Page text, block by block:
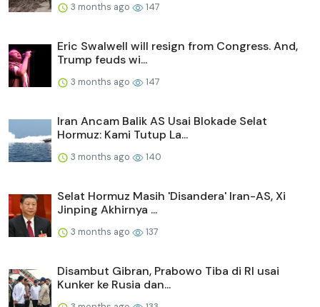
3 months ago 147
Eric Swalwell will resign from Congress. And,
Trump feuds wi...
3 months ago 147
Iran Ancam Balik AS Usai Blokade Selat
Hormuz: Kami Tutup La...
3 months ago 140
Selat Hormuz Masih 'Disandera' Iran-AS, Xi
Jinping Akhirnya ...
3 months ago 137
Disambut Gibran, Prabowo Tiba di RI usai
Kunker ke Rusia dan...